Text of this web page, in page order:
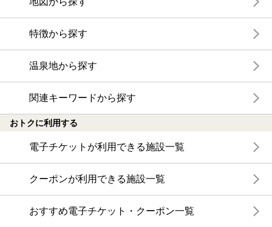
特徴から探す
温泉地から探す
関連キーワードから探す
おトクに利用する
電子チケットが利用できる施設一覧
クーポンが利用できる施設一覧
おすすめ電子チケット・クーポン一覧